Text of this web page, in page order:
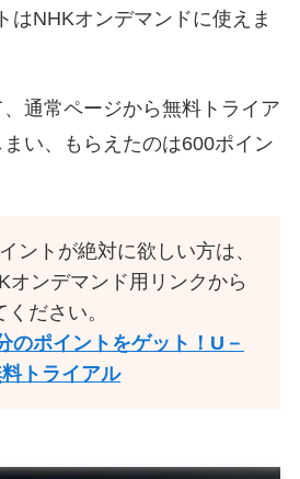
はNHKオンデマンドに使えま
通常ページから無料トライア
い、もらえたのは600ポイン
ントが絶対に欲しい方は、
オンデマンド用リンクから
ださい。
のポイントをゲット！U－
トライアル